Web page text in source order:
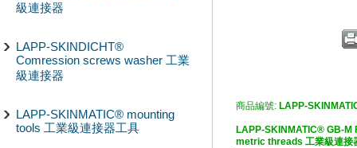
級連接器
LAPP-SKINDICHT®
Comression screws washer 工業
級連接器
LAPP-SKINMATIC® mounting
tools 工業級連接器工具
商品編號: LAPP-
LAPP-SKINMATIC® GB-M
metric threads 工業級連接